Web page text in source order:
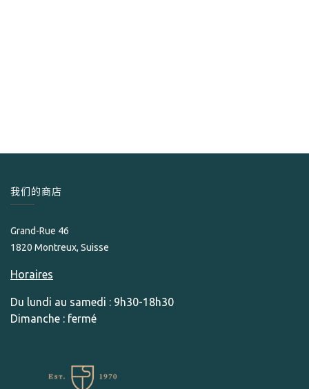
我们的商店
Grand-Rue 46
1820 Montreux, Suisse
Horaires
Du lundi au samedi : 9h30-18h30
Dimanche : fermé